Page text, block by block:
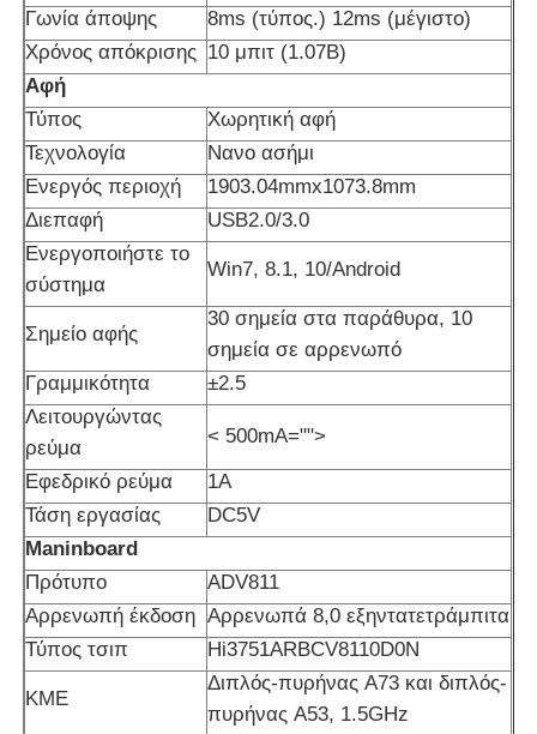
Σχετικά με εμάς
Γύρος εργοστασίων
Ποιοτικός έλεγχος
επαφή
Ζητήστε ένα απόσπασμα
Διαλογικός ψηφιακός πίνακας
Εκπαίδευση διαλογικό Whiteboard
Έξυπνος νανο πίνακας
Διαλογική επίδειξη αιθουσών συνεδριάσεων
Γωνία άποψης
8ms (τύπος.) 12ms (μέγιστο)
Χρόνος απόκρισης 10 μπιτ (1.07B)
Αφή
Τύπος
Χωρητική αφή
Τεχνολογία
Νανο ασήμι
Ενεργός περιοχή
1903.04mmx1073.8mm
Διεπαφή
USB2.0/3.0
Ενεργοποιήστε το
σύστημα
Win7, 8.1, 10/Android
Σημείο αφής
30 σημεία στα παράθυρα, 10
σημεία σε αρρενωπό
Γραμμικότητα
±2.5
Λειτουργώντας
ρεύμα
< 500mA="">
Εφεδρικό ρεύμα
1A
Τάση εργασίας
DC5V
Maninboard
Πρότυπο
ADV811
Αρρενωπή έκδοση Αρρενωπά 8,0 εξηντατετράμπιτα
Τύπος τσιπ
Hi3751ARBCV8110D0N
ΚΜΕ
Διπλός-πυρήνας A73 και διπλός-
πυρήνας A53, 1.5GHz